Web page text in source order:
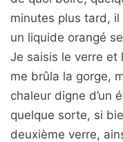
minutes plus tard,
un liquide orangé
Je saisis le verre et
me brûla la gorge,
chaleur digne d’un
quelque sorte, si
deuxième verre,